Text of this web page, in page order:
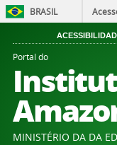
BRASIL
Portal do
MINISTÉRIO DA DA